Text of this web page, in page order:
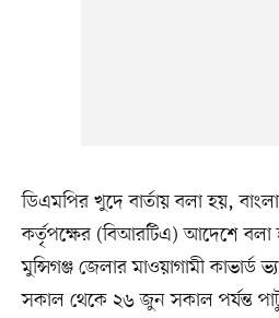
ডিএমপির খুদে বার্তায় বলা হয়,
কর্তৃপক্ষের (বিআরটিএ) আদেশে বলা
মুন্সিগঞ্জ জেলার মাওয়াগামী
সকাল থেকে ২৬ জুন সকাল পর্যন্ত